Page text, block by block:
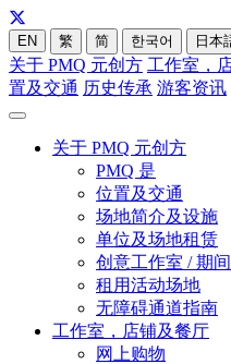
EN 繁 简 한국어 日本
关于 PMQ 元创方 工作室，
置及交通 历史传承 游客资讯
关于 PMQ 元创方
PMQ 是
位置及交通
场地简介及设施
单位及场地租赁
创意工作室 / 期
租用活动场地
无障碍通道指南
工作室，店铺及餐厅
网上购物